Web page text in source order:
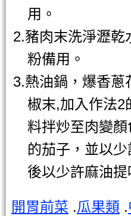
用。
2.豬肉末洗淨瀝乾
粉備用。
3.熱油鍋，爆香蔥
椒末,加入作法2
料拌炒至肉變
的茄子，並以
後以少許麻油提
開胃前菜 .瓜果類 .